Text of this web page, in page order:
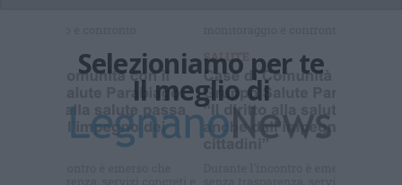
Selezioniamo per te
Il meglio di
Iscriviti alla
newsletter